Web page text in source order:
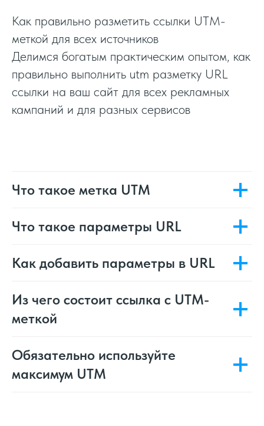
Как правильно разметить ссылки UTM-
меткой для всех источников
Делимся богатым практическим опытом, как
правильно выполнить utm разметку URL
ссылки на ваш сайт для всех рекламных
кампаний и для разных сервисов
Что такое метка UTM
Что такое параметры URL
Как добавить параметры в URL
Из чего состоит ссылка с UTM-
меткой
Обязательно используйте
максимум UTM